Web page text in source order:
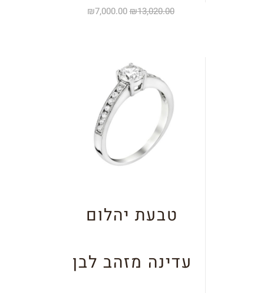
₪13,020.00
₪7,000.00
טבעת יהלום
עדינה מזהב לבן